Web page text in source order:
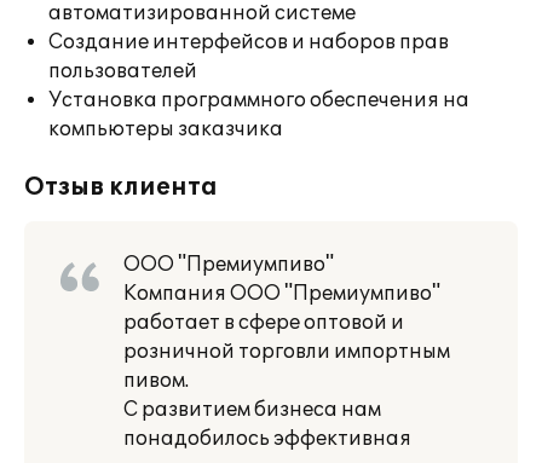
автоматизированной системе
Создание интерфейсов и наборов прав
пользователей
Установка программного обеспечения на
компьютеры заказчика
Отзыв клиента
ООО "Премиумпиво"
Компания ООО "Премиумпиво"
работает в сфере оптовой и
розничной торговли импортным
пивом.
С развитием бизнеса нам
понадобилось эффективная